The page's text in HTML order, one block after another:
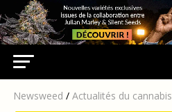
Newsweed / Actualités du cannabis